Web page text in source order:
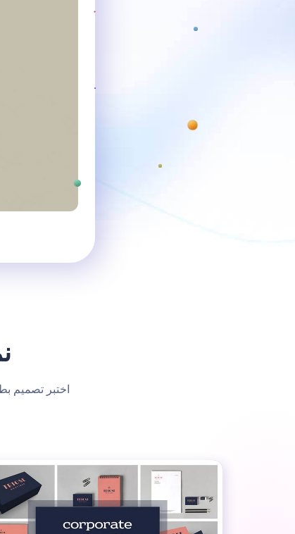
اختبر تصميم